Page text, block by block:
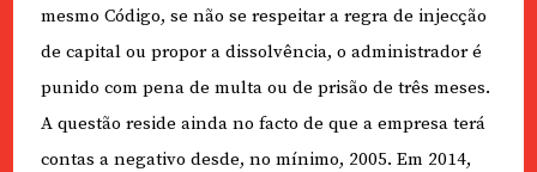
mesmo Código, se não se respeitar a regra de injecção
de capital ou propor a dissolvência, o administrador é
punido com pena de multa ou de prisão de três meses.
A questão reside ainda no facto de que a empresa terá
contas a negativo desde, no mínimo, 2005. Em 2014,